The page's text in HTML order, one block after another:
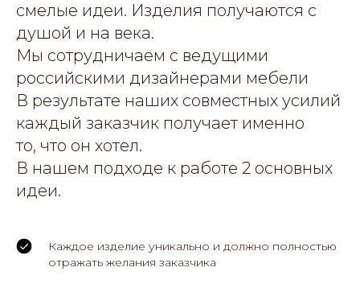
смелые идеи. Изделия получаются с
душой и на века.
Мы сотрудничаем с ведущими
российскими дизайнерами мебели
В результате наших совместных усилий
каждый заказчик получает именно
то, что он хотел.
В нашем подходе к работе 2 основных
идеи.
Каждое изделие уникально и должно полностью
отражать желания заказчика